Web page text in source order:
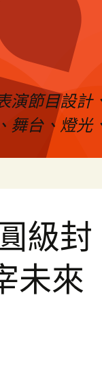
節目設
舞台、燈
級封
未來